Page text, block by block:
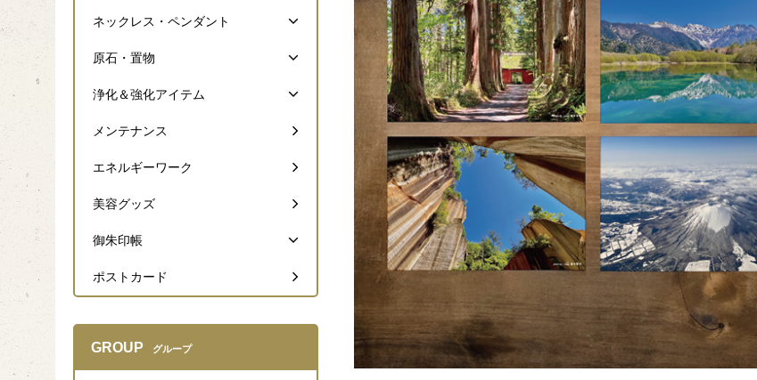
ネックレス・ペンダント
原石・置物
浄化＆強化アイテム
メンテナンス
エネルギーワーク
美容グッズ
御朱印帳
ポストカード
GROUP グループ